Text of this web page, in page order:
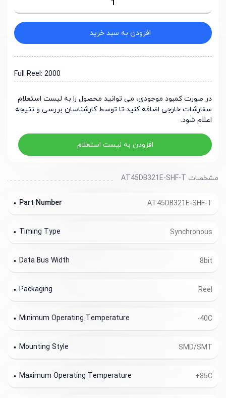
افزودن به سبد خرید
Full Reel: 2000
در صورت کمبود موجودی، می توانید محصول را به لیست استعلام
سفارشات خارجی اضافه کنید تا توسط کارشناسان بررسی و نتیجه
اعلام شود.
افزودن به لیست استعلام
مشخصات AT45DB321E-SHF-T
AT45DB321E-SHF-T
Part Number
Synchronous
Timing Type
8bit
Data Bus Width
Reel
Packaging
-40C
Minimum Operating Temperature
SMD/SMT
Mounting Style
+85C
Maximum Operating Temperature